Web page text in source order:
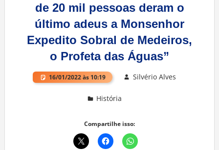
de 20 mil pessoas deram o
último adeus a Monsenhor
Expedito Sobral de Medeiros,
o Profeta das Águas”
16/01/2022 às 10:19 Silvério Alves
História
Compartilhe isso: